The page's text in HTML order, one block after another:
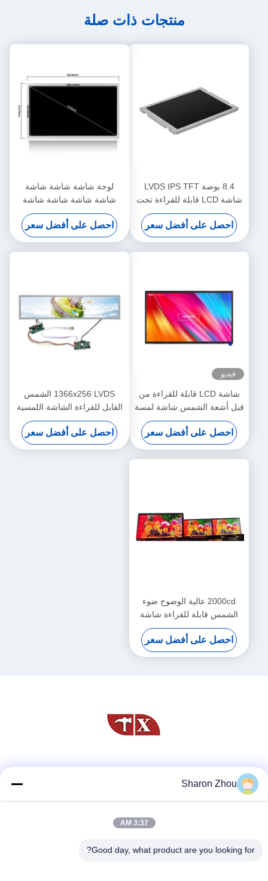
منتجات ذات صلة
8.4 بوصة LVDS IPS TFT
شاشة LCD قابلة للقراءة تحت
ضوء الشمس 1200nits
800x600
احصل على أفضل سعر
لوحة شاشة شاشة شاشة
شاشة شاشة شاشة شاشة
شاشة شاشة شاشة شاشة
شاشة شاشة
احصل على أفضل سعر
فيديو
شاشة LCD قابلة للقراءة من
قبل أشعة الشمس شاشة لمسة
13.3 بوصة مخصصة
احصل على أفضل سعر
1366x256 LVDS الشمس
القابل للقراءة الشاشة اللمسية
TFT شاشة عرض LCD 28
بوصة
احصل على أفضل سعر
2000cd عالية الوضوح ضوء
الشمس قابلة للقراءة شاشة
LCD TFT لوحة 1600x1200
21.3 بوصة
احصل على أفضل سعر
اتصال سريع
الهاتف
Sharon Zhou
3:37 AM
Good day, what product are you looking for?